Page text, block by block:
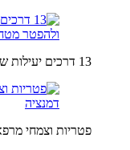
13 דרכים יעילות שיעזרו לכם לשחרר עצירות ולהפטר מטחורים
פטריות וצמחי